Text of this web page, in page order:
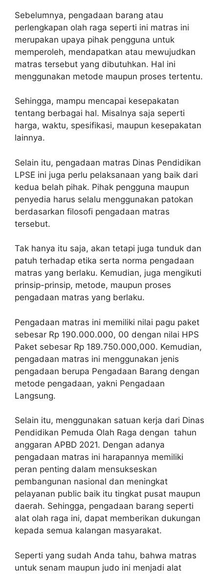
Sebelumnya, pengadaan barang atau
perlengkapan olah raga seperti ini matras ini
merupakan upaya pihak pengguna untuk
memperoleh, mendapatkan atau mewujudkan
matras tersebut yang dibutuhkan. Hal ini
menggunakan metode maupun proses tertentu.
Sehingga, mampu mencapai kesepakatan
tentang berbagai hal. Misalnya saja seperti
harga, waktu, spesifikasi, maupun kesepakatan
lainnya.
Selain itu, pengadaan matras Dinas Pendidikan
LPSE ini juga perlu pelaksanaan yang baik dari
kedua belah pihak. Pihak pengguna maupun
penyedia harus selalu menggunakan patokan
berdasarkan filosofi pengadaan matras
tersebut.
Tak hanya itu saja, akan tetapi juga tunduk dan
patuh terhadap etika serta norma pengadaan
matras yang berlaku. Kemudian, juga mengikuti
prinsip-prinsip, metode, maupun proses
pengadaan matras yang berlaku.
Pengadaan matras ini memiliki nilai pagu paket
sebesar Rp 190.000.000, 00 dengan nilai HPS
Paket sebesar Rp 189.750.000,000. Kemudian,
pengadaan matras ini menggunakan jenis
pengadaan berupa Pengadaan Barang dengan
metode pengadaan, yakni Pengadaan
Langsung.
Selain itu, menggunakan satuan kerja dari Dinas
Pendidikan Pemuda Olah Raga dengan tahun
anggaran APBD 2021. Dengan adanya
pengadaan matras ini harapannya memiliki
peran penting dalam mensukseskan
pembangunan nasional dan meningkat
pelayanan public baik itu tingkat pusat maupun
daerah. Sehingga, pengadaan barang seperti
alat olah raga ini, dapat memberikan dukungan
kepada semua kalangan masyarakat.
Seperti yang sudah Anda tahu, bahwa matras
untuk senam maupun judo ini menjadi alat